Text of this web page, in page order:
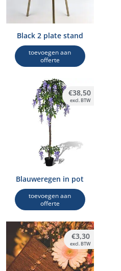
Black 2 plate stand
toevoegen aan
offerte
Blauweregen in pot
toevoegen aan
offerte
€38,50
excl. BTW
€3,30
excl. BTW